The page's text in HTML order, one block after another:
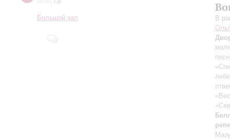
Большой зал
В